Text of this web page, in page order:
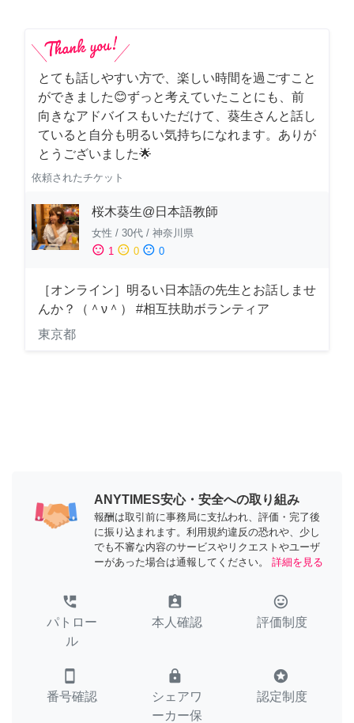
とても話しやすい方で、楽しい時間を過ごすこと
ができました😊ずっと考えていたことにも、前
向きなアドバイスもいただけて、葵生さんと話し
ていると自分も明るい気持ちになれます。ありが
とうございました🌟
依頼されたチケット
桜木葵生@日本語教師
女性 / 30代 / 神奈川県
sentiment_satisfied 1 sentiment_neutral 0 sentiment_dissatisfied 0
［オンライン］明るい日本語の先生とお話しませ
んか？（＾ν＾） #相互扶助ボランティア
東京都
ANYTIMES安心・安全への取り組み
報酬は取引前に事務局に支払われ、評価・完了後
に振り込まれます。利用規約違反の恐れや、少し
でも不審な内容のサービスやリクエストやユーザ
ーがあった場合は通報してください。
詳細を見る
perm_phone_msg
パトロー
ル
assignment_ind
本人確認
tag_faces
評価制度
smartphone
番号確認
lock
シェアワ
ーカー保
stars
認定制度